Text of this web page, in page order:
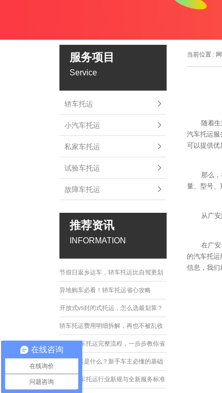
服务项目
Service
轿车托运
小汽车托运
私家车托运
试验车托运
故障车托运
推荐资讯
INFORMATION
节假日返乡运车，轿车托运比自驾更划
算
异地购车必看！轿车托运省心攻略
开放式vs封闭式托运，怎么选最划算？
轿车托运费用明细拆解，再也不被乱收
2026轿车托运完整流程，一步步教你省
轿车托运是什么？新手车主必懂的基础
2026轿车托运行业新规与全新服务标准
当前位置 :
随着
汽车托运服
可以提供优
那么
量、型号、
从广
在广
的汽车托
信息，我们
在线咨询
在线询价
问题咨询